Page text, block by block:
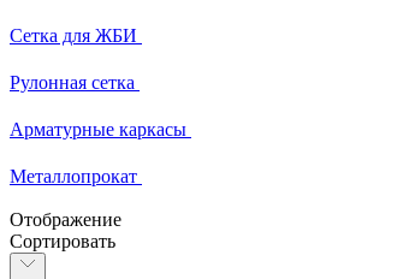
Сетка для ЖБИ
Рулонная сетка
Арматурные каркасы
Металлопрокат
Отображение
Сортировать